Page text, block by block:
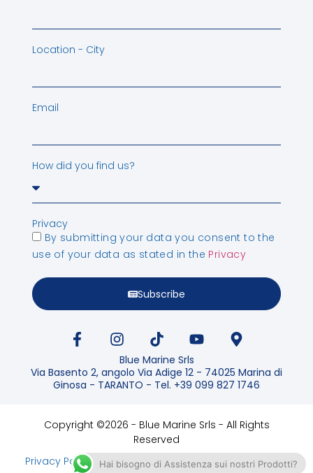
Location - City
Email
How did you find us?
Privacy
By submitting your data you consent to the
use of your data as stated in the Privacy
Subscribe
Blue Marine Srls
Via Basento 2, angolo Via Adige 12 - 74025 Marina di
Ginosa - TARANTO - Tel. +39 099 827 1746
Copyright ©2026 - Blue Marine Srls - All Rights
Reserved
Privacy PolicyCookies Policy
Hai bisogno di Assistenza sui nostri Prodotti?